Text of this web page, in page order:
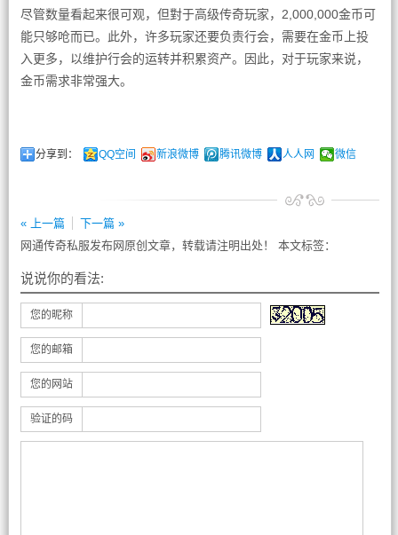
尽管数量看起来很可观，但對于高级传奇玩家，2,000,000金币可
能只够呛而已。此外，许多玩家还要负责行会，需要在金币上投
入更多，以维护行会的运转并积累资产。因此，对于玩家来说，
金币需求非常强大。
分享到： QQ空间 新浪微博 腾讯微博 人人网 微信
« 上一篇
下一篇 »
网通传奇私服发布网原创文章，转载请注明出处！ 本文标签：
说说你的看法:
您的昵称
您的邮箱
您的网站
验证的码